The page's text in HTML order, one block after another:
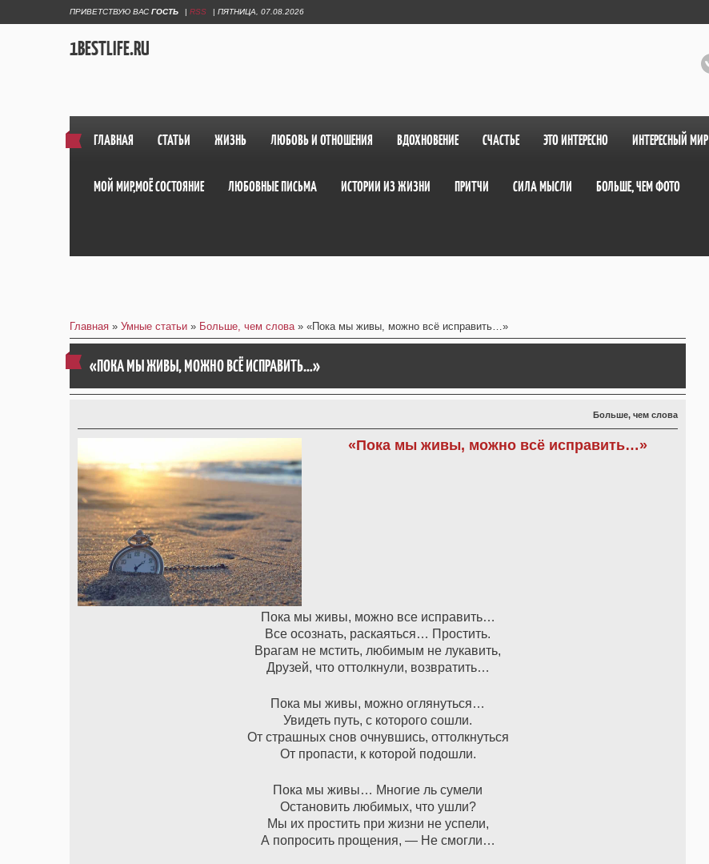
ПРИВЕТСТВУЮ ВАС ГОСТЬ | RSS | ПЯТНИЦА, 07.08.2026
1BESTLIFE.RU
ГЛАВНАЯ СТАТЬИ ЖИЗНЬ ЛЮБОВЬ И ОТНОШЕНИЯ ВДОХНОВЕНИЕ СЧАСТЬЕ ЭТО ИНТЕРЕСНО ИНТЕРЕСНЫЙ МИР
МОЙ МИР,МОЁ СОСТОЯНИЕ ЛЮБОВНЫЕ ПИСЬМА ИСТОРИИ ИЗ ЖИЗНИ ПРИТЧИ СИЛА МЫСЛИ БОЛЬШЕ, ЧЕМ ФОТО
Главная » Умные статьи » Больше, чем слова» «Пока мы живы, можно всё исправить…»
«ПОКА МЫ ЖИВЫ, МОЖНО ВСЁ ИСПРАВИТЬ…»
Больше, чем слова
«Пока мы живы, можно всё исправить…»
Пока мы живы, можно все исправить…
Все осознать, раскаяться… Простить.
Врагам не мстить, любимым не лукавить,
Друзей, что оттолкнули, возвратить…
Пока мы живы, можно оглянуться…
Увидеть путь, с которого сошли.
От страшных снов очнувшись, оттолкнуться
От пропасти, к которой подошли.
Пока мы живы… Многие ль сумели
Остановить любимых, что ушли?
Мы их простить при жизни не успели,
А попросить прощения, — Не смогли…